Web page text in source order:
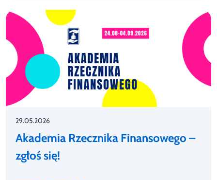
29.05.2026
Akademia Rzecznika Finansowego –
zgłoś się!